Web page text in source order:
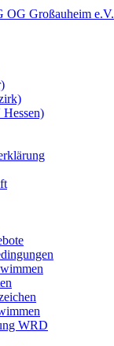
OG Großauheim e.V.
WRD